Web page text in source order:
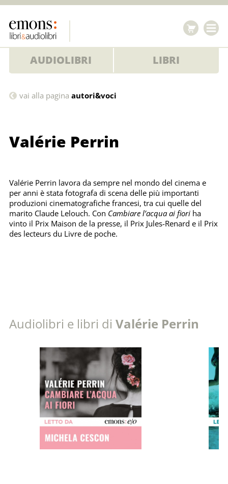
AUDIOLIBRI LIBRI
Valérie
vai alla pagina autori&voci
Valérie Perrin
Valérie Perrin lavora da sempre nel mondo del cinema e
per anni è stata fotografa di scena delle più importanti
produzioni cinematografiche francesi, tra cui quelle del
marito Claude Lelouch. Con Cambiare l’acqua ai fioriha
vinto il Prix Maison de la presse, il Prix Jules-Renard e il Prix
des lecteurs du Livre de poche.
Audiolibri e libri di Valérie Perrin